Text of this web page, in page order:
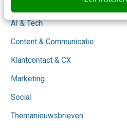
AI & Tech
Content & Communicatie
Klantcontact & CX
Marketing
Social
Themanieuwsbrieven